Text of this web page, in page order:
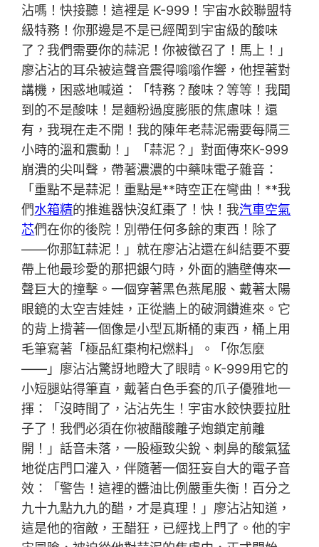
沾嗎！快接聽！這裡是 K-999！宇宙水餃聯盟特
級特務！你那邊是不是已經聞到宇宙級的酸味
了？我們需要你的蒜泥！你被徵召了！馬上！」
廖沾沾的耳朵被這聲音震得嗡嗡作響，他捏著對
講機，困惑地喊道：「特務？酸味？等等！我聞
到的不是酸味！是麵粉過度膨脹的焦慮味！還
有，我現在走不開！我的陳年老蒜泥需要每隔三
小時的溫和震動！」「蒜泥？」對面傳來K-999
崩潰的尖叫聲，帶著濃濃的中藥味電子雜音：
「重點不是蒜泥！重點是**時空正在彎曲！**我
們水箱精的推進器快沒紅棗了！快！我汽車空氣
芯們在你的後院！別帶任何多餘的東西！除了
——你那缸蒜泥！」就在廖沾沾還在糾結要不要
帶上他最珍愛的那把銀勺時，外面的牆壁傳來一
聲巨大的撞擊。一個穿著黑色燕尾服、戴著太陽
眼鏡的太空吉娃娃，正從牆上的破洞鑽進來。它
的背上揹著一個像是小型瓦斯桶的東西，桶上用
毛筆寫著「極品紅棗枸杞燃料」。「你怎麼
——」廖沾沾驚訝地瞪大了眼睛。K-999用它的
小短腿站得筆直，戴著白色手套的爪子優雅地一
揮：「沒時間了，沾沾先生！宇宙水餃快要拉肚
子了！我們必須在你被醋酸離子炮鎖定前離
開！」話音未落，一股極致尖銳、刺鼻的酸氣猛
地從店門口灌入，伴隨著一個狂妄自大的電子音
效：「警告！這裡的醬油比例嚴重失衡！百分之
九十九點九九的醋，才是真理！」廖沾沾知道，
這是他的宿敵，王醋狂，已經找上門了。他的宇